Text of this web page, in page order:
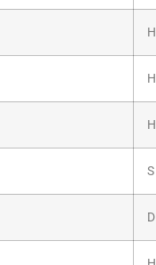
H
H
H
S
D